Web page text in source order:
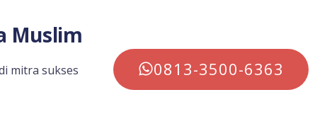
Muslim
mitra sukses
0813-3500-6363